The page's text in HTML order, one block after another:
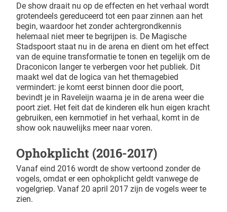
De show draait nu op de effecten en het verhaal wordt
grotendeels gereduceerd tot een paar zinnen aan het
begin, waardoor het zonder achtergrondkennis
helemaal niet meer te begrijpen is. De Magische
Stadspoort staat nu in de arena en dient om het effect
van de equine transformatie te tonen en tegelijk om de
Draconicon langer te verbergen voor het publiek. Dit
maakt wel dat de logica van het themagebied
vermindert: je komt eerst binnen door die poort,
bevindt je in Raveleijn waarna je in de arena weer die
poort ziet. Het feit dat de kinderen elk hun eigen kracht
gebruiken, een kernmotief in het verhaal, komt in de
show ook nauwelijks meer naar voren.
Ophokplicht (2016-2017)
Vanaf eind 2016 wordt de show vertoond zonder de
vogels, omdat er een ophokplicht geldt vanwege de
vogelgriep. Vanaf 20 april 2017 zijn de vogels weer te
zien.